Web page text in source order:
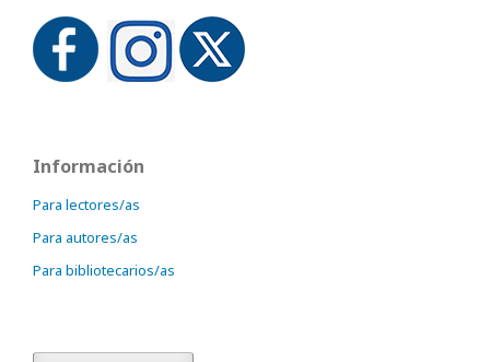
Información
Para lectores/as
Para autores/as
Para bibliotecarios/as